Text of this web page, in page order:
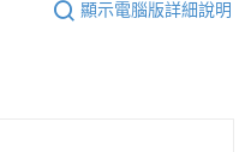
顯示電腦版詳細說明